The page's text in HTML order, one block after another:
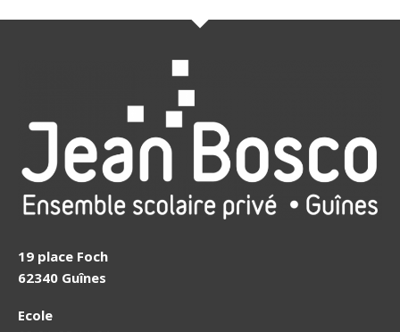
19 place Foch
62340 Guînes
Ecole